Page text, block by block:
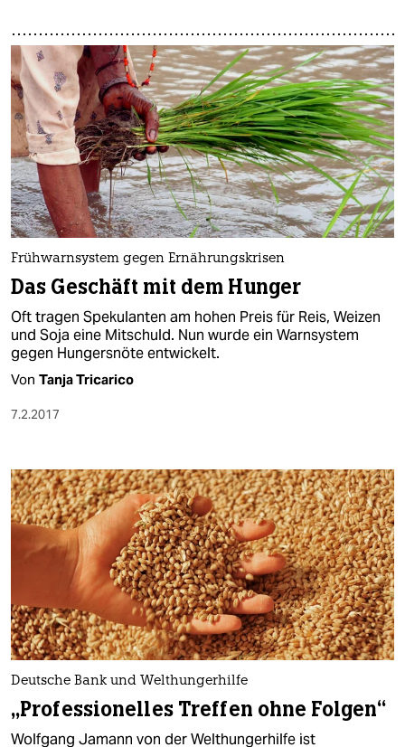
Frühwarnsystem gegen Ernährungskrisen
Das Geschäft mit dem Hunger
Oft tragen Spekulanten am hohen Preis für Reis, Weizen
und Soja eine Mitschuld. Nun wurde ein Warnsystem
gegen Hungersnöte entwickelt.
Von Tanja Tricarico
7.2.2017
Deutsche Bank und Welthungerhilfe
„Professionelles Treffen ohne Folgen“
Wolfgang Jamann von der Welthungerhilfe ist